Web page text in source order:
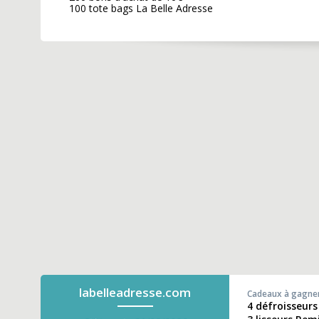
100 tote bags La Belle Adresse
labelleadresse.com Cadeaux à
4